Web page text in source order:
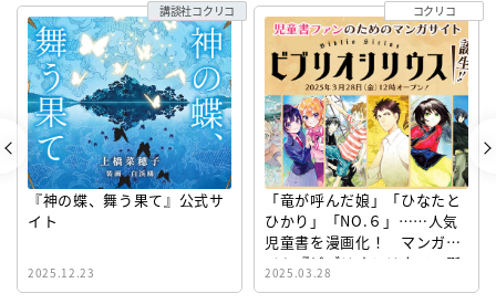
『神の蝶、舞う果て』公式サ
イト
2025.12.23
講談社コクリコ
「竜が呼んだ娘」「ひなたと
ひかり」「NO.６」……人気
児童書を漫画化！ マンガサ
イト『ビブリオシリウス』誕
生！
2025.03.28
コクリコ